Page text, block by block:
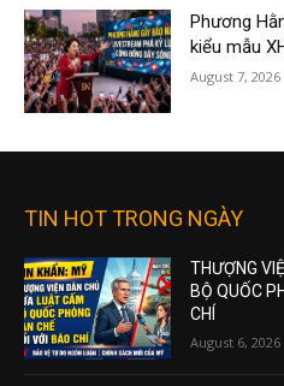
Phương
kiểu mẫu
August 7, 2026
TIN HOT TRONG NGÀY
THƯỢNG
BỘ QUỐC
CHÍ
August 6, 2026